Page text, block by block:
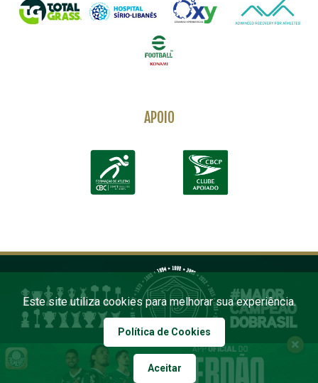
APOIO
COPYRIGHT 2026 PALMEIRAS. TODOS OS DIREITOS RESERVADOS
Este site utiliza cookies para melhorar sua experiência.
Política de Cookies
Aceitar